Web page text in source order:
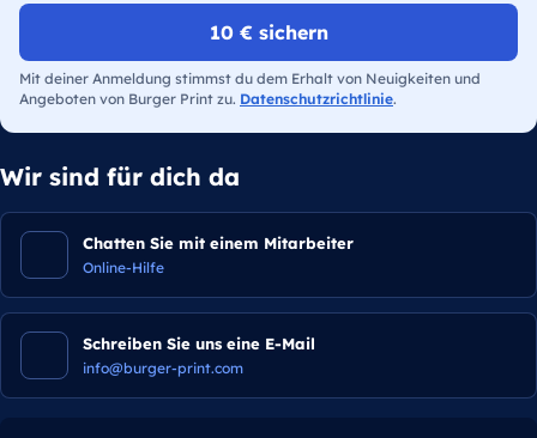
10 € sichern
Mit deiner Anmeldung stimmst du dem Erhalt von Neuigkeiten und
Angeboten von Burger Print zu. Datenschutzrichtlinie.
Wir sind für dich da
Chatten Sie mit einem Mitarbeiter
Online-Hilfe
Schreiben Sie uns eine E-Mail
info@burger-print.com